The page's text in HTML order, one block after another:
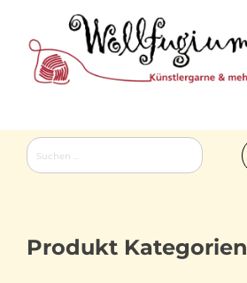
content
Suchen
nach:
Produkt Kategorien